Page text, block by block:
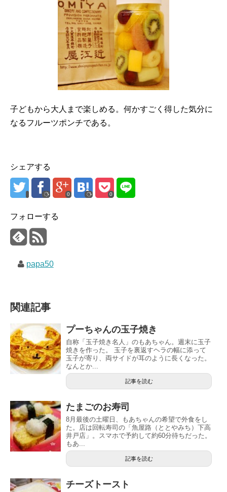
子どもから大人まで楽しめる。何かすごく得した気分に
なるフルーツポンチである。
シェアする
0 0
フォローする
papa50
関連記事
プーちゃんの玉子焼き
自称「玉子焼き名人」のもあちゃん。週末に玉子
焼きを作った。 玉子を裏返すヘラの幅に添って
玉子が寄り、両サイドが耳のように長くなった。
なんとか...
記事を読む
たまごのお寿司
8月最後の土曜日、もあちゃんの希望で外食をし
た。店は回転寿司の「魚屋路（ととやみち）下高
井戸店」。スマホで予約して約60分待ちだった。
もあ...
記事を読む
チーズトースト